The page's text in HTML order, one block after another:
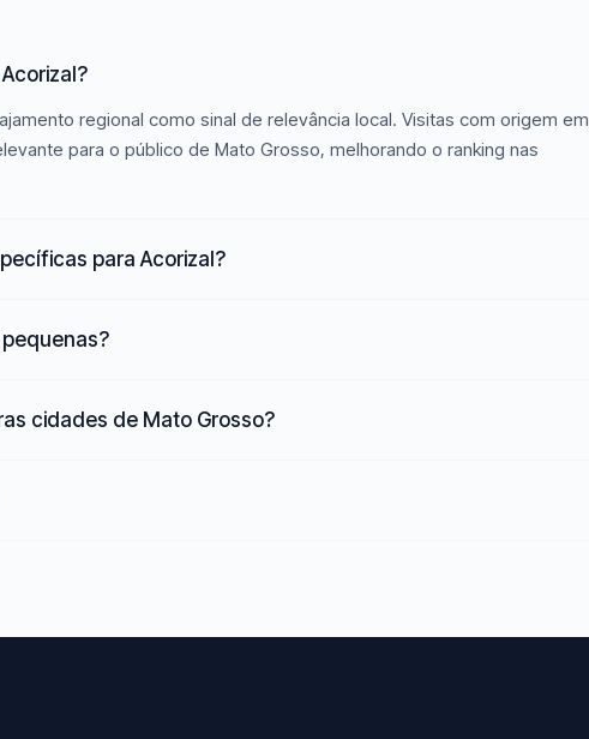
regional como sinal de relevância local. Visitas com origem em
para o público de Mato Grosso, melhorando o ranking nas
para Acorizal?
cidades de Mato Grosso?